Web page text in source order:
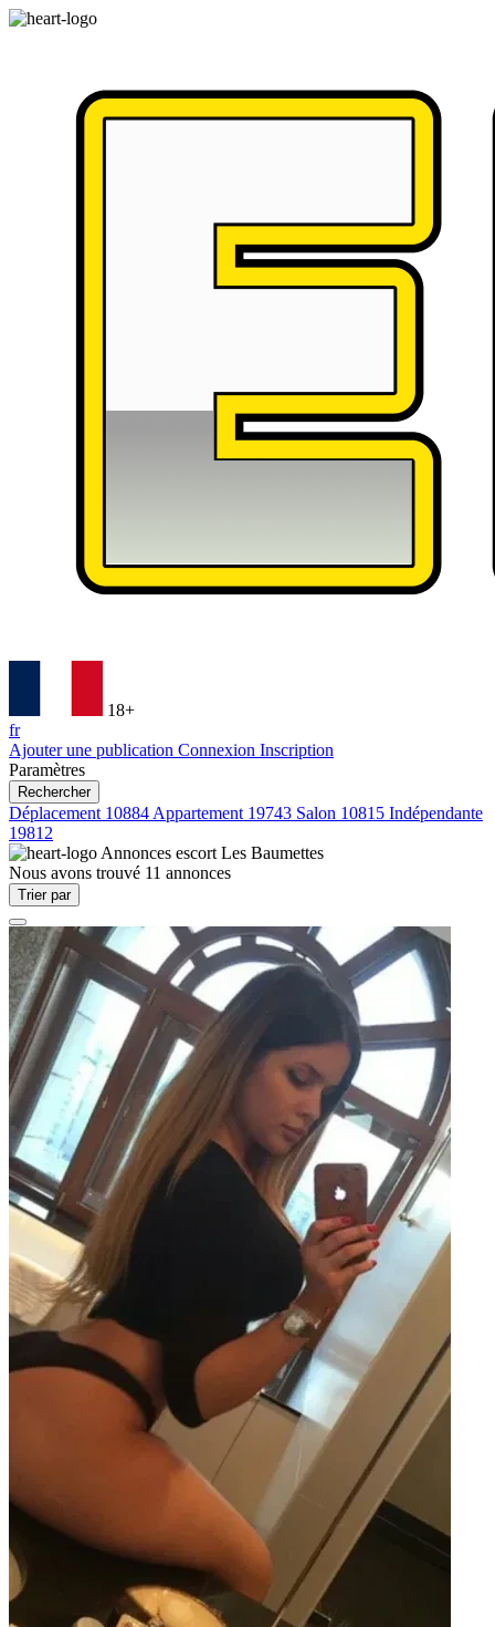
18+
fr
Ajouter une publication Connexion Inscription
Paramètres
Rechercher
Déplacement 10884 Appartement 19743 Salon 10815 Indépendante
19812
Annonces escort Les Baumettes
Nous avons trouvé 11 annonces
Trier par